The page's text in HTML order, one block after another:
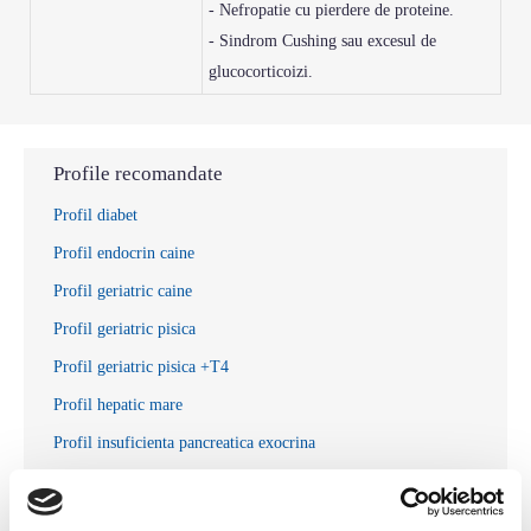
- Nefropatie cu pierdere de proteine.
- Sindrom Cushing sau excesul de
glucocorticoizi.
Profile recomandate
Profil diabet
Profil endocrin caine
Profil geriatric caine
Profil geriatric pisica
Profil geriatric pisica +T4
Profil hepatic mare
Profil insuficienta pancreatica exocrina
Profil catel supraponderal